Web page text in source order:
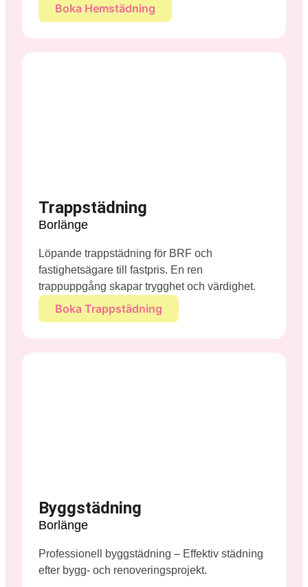
Boka Hemstädning
Trappstädning
Borlänge
Löpande trappstädning för BRF och
fastighetsägare till fastpris. En ren
trappuppgång skapar trygghet och värdighet.
Boka Trappstädning
Byggstädning
Borlänge
Professionell byggstädning – Effektiv städning
efter bygg- och renoveringsprojekt.